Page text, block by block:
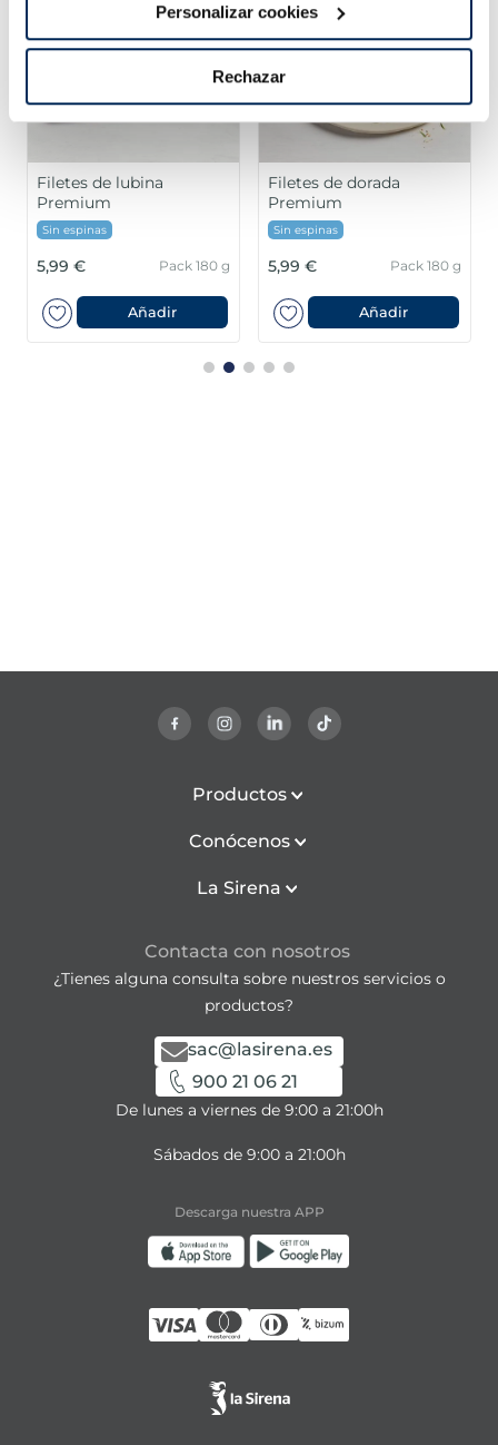
Personalizar cookies
Rechazar
Filetes de lubina
Premium
Sin espinas
5,99 € Pack 180 g
Añadir
Filetes de dorada
Premium
Sin espinas
5,99 € Pack 180 g
Añadir
Productos
Conócenos
La Sirena
Contacta con nosotros
¿Tienes alguna consulta sobre nuestros servicios o
productos?
sac@lasirena.es
900 21 06 21
De lunes a viernes de 9:00 a 21:00h
Sábados de 9:00 a 21:00h
Descarga nuestra APP